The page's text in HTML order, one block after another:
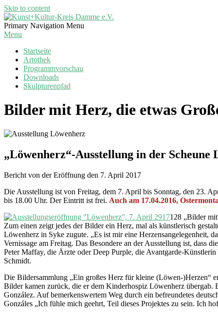
Skip to content
Kunst+Kultur-
Kreis
Primary Navigation Menu
Menu
Startseite
Artothek
Programmvorschau
Downloads
Skulpturenpfad
Bilder mit Herz, die etwas
„Löwenherz“-Ausstellung in der Scheune
Bericht von der Eröffnung den 7. April 2017
Die Ausstellung ist von Freitag, dem 7. April bis Sonntag, den 23.
bis 18.00 Uhr. Der Eintritt ist frei. Auch am 17.04.2016,
128 „Bilder
Zum einen zeigt jedes der Bilder ein Herz, mal als künstlerisch
Löwenherz in Syke zugute. „Es ist mir eine Herzensangelegenheit,
Vernissage am Freitag. Das Besondere an der Ausstellung ist,
Peter Maffay, die Ärzte oder Deep Purple, die Avantgarde-
Schmidt.
Die Bildersammlung „Ein großes Herz für kleine (Löwen-)Herzen“
Bilder kamen zurück, die er dem Kinderhospiz Löwenherz übergab.
González. Auf bemerkenswertem Weg durch ein befreundetes
Gonzáles „Ich fühle mich geehrt, Teil dieses Projektes zu sein. Ich